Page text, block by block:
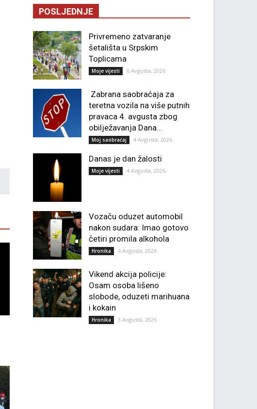
POSLJEDNJE
Privremeno zatvaranje
šetališta u Srpskim
Toplicama
Moje vijesti 6 Avgusta, 2026
Zabrana saobraćaja za
teretna vozila na više putnih
pravaca 4. avgusta zbog
obilježavanja Dana...
Moj saobraćaj 4 Avgusta, 2026
Danas je dan žalosti
Moje vijesti 4 Avgusta, 2026
Vozaču oduzet automobil
nakon sudara: Imao gotovo
četiri promila alkohola
Hronika 4 Avgusta, 2026
Vikend akcija policije:
Osam osoba lišeno
slobode, oduzeti marihuana
i kokain
Hronika 3 Avgusta, 2026